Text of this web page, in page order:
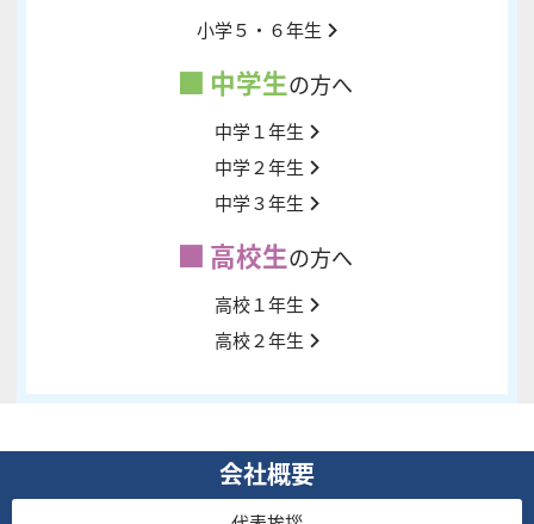
小学５・６年生
中学生の方へ
中学１年生
中学２年生
中学３年生
高校生の方へ
高校１年生
高校２年生
会社概要